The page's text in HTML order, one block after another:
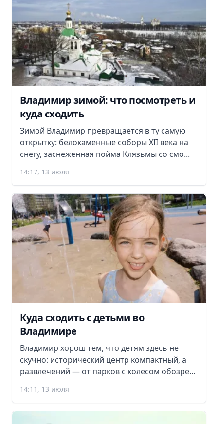
Владимир зимой: что посмотреть и
куда сходить
Зимой Владимир превращается в ту самую
открытку: белокаменные соборы XII века на
снегу, заснеженная пойма Клязьмы со смо...
14:17, 13 июля
Куда сходить с детьми во
Владимире
Владимир хорош тем, что детям здесь не
скучно: исторический центр компактный, а
развлечений — от парков с колесом обозре...
14:11, 13 июля